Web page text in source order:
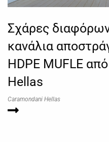
Σχάρες
κανάλια
HDPE MUFLE
Hellas
Caramondani Hellas